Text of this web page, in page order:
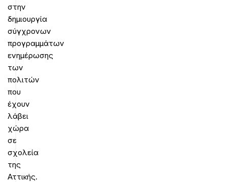
στην
δημιουργία
σύγχρονων
προγραμμάτων
ενημέρωσης
των
πολιτών
που
έχουν
λάβει
χώρα
σε
σχολεία
της
Αττικής.